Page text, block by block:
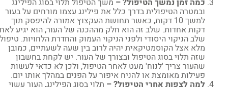
כמה זמן נמשך הטיפול? –משך הטיפול תלוי בסוג הפילינג
ובמטרה הטיפולית בדרך כלל את פילינג עצמו מורחים על בעור
למשך 10 דקות, כאשר תחושת העקצוץ אמורה להיפסק תוך
דקות אחדות. שלב זה הוא חלק מההכנה של העור, הוא יגיע לאחר
שלב הניקוי היסודי ולפני הניקוי העמוק והחדרת הלחויות. טיפול
מלא אצל הקוסמטיקאית יהיה לרוב בין שעה לשעתיים, כמובן
שזה תלוי בסוג הטיפול ובצורך של העור. יש לקחת בחשבון
שהעור צריך 'לנוח' מעט לאחר הטיפול, ולכן לא כדאי לעשות
פעילות מאומצת או להניח איפור על הפנים במהלך אותו יום.